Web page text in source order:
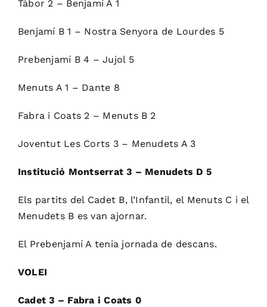
Tàbor 2 – Benjamí A 1
Benjamí B 1 – Nostra Senyora de Lourdes 5
Prebenjamí B 4 – Jujol 5
Menuts A 1 – Dante 8
Fabra i Coats 2 – Menuts B 2
Joventut Les Corts 3 – Menudets A 3
Institució Montserrat 3 – Menudets D 5
Els partits del Cadet B, l’Infantil, el Menuts C i el
Menudets B es van ajornar.
El Prebenjamí A tenia jornada de descans.
VOLEI
Cadet 3 – Fabra i Coats 0